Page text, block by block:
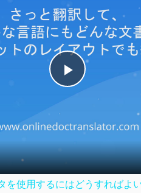
Play
Video
を使用するにはどうすればよ